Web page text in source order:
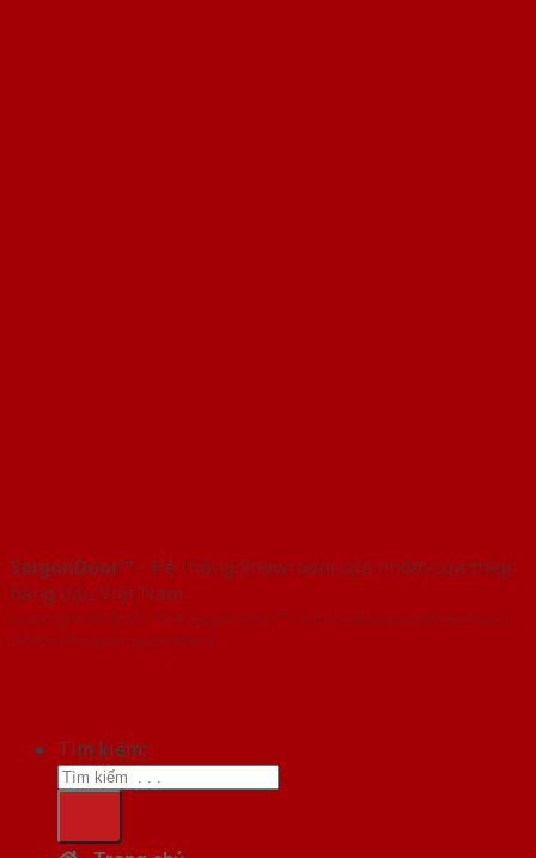
SaigonDoor™ - Hệ thống Showroom cửa nhôm cửa thép
hàng đầu Việt Nam
Copyright ⓒ 2016 – 2026 SaigonDoor™ - www.cuanhomcuathep.com |
Đơn vị chủ quản SaigonDoor
Tìm kiếm: